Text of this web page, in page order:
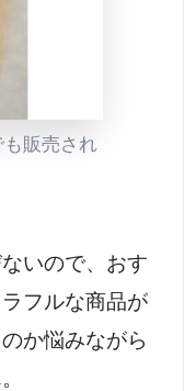
販売され
いので、おす
フルな商品が
か悩みながら